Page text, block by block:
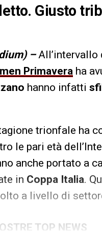
Giusto
–All’intervallo
Primavera ha
hanno infatti
trionfale ha
le pari età
anche portato a
in Coppa Italia.
a livello di
TOP NEWS